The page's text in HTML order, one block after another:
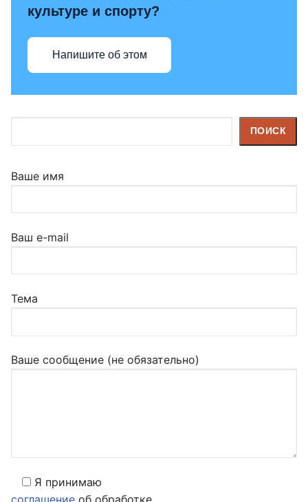
культуре и спорту?
Напишите об этом
ПОИСК
Ваше имя
Ваш e-mail
Тема
Ваше сообщение (не обязательно)
Я принимаю
соглашение об обработке